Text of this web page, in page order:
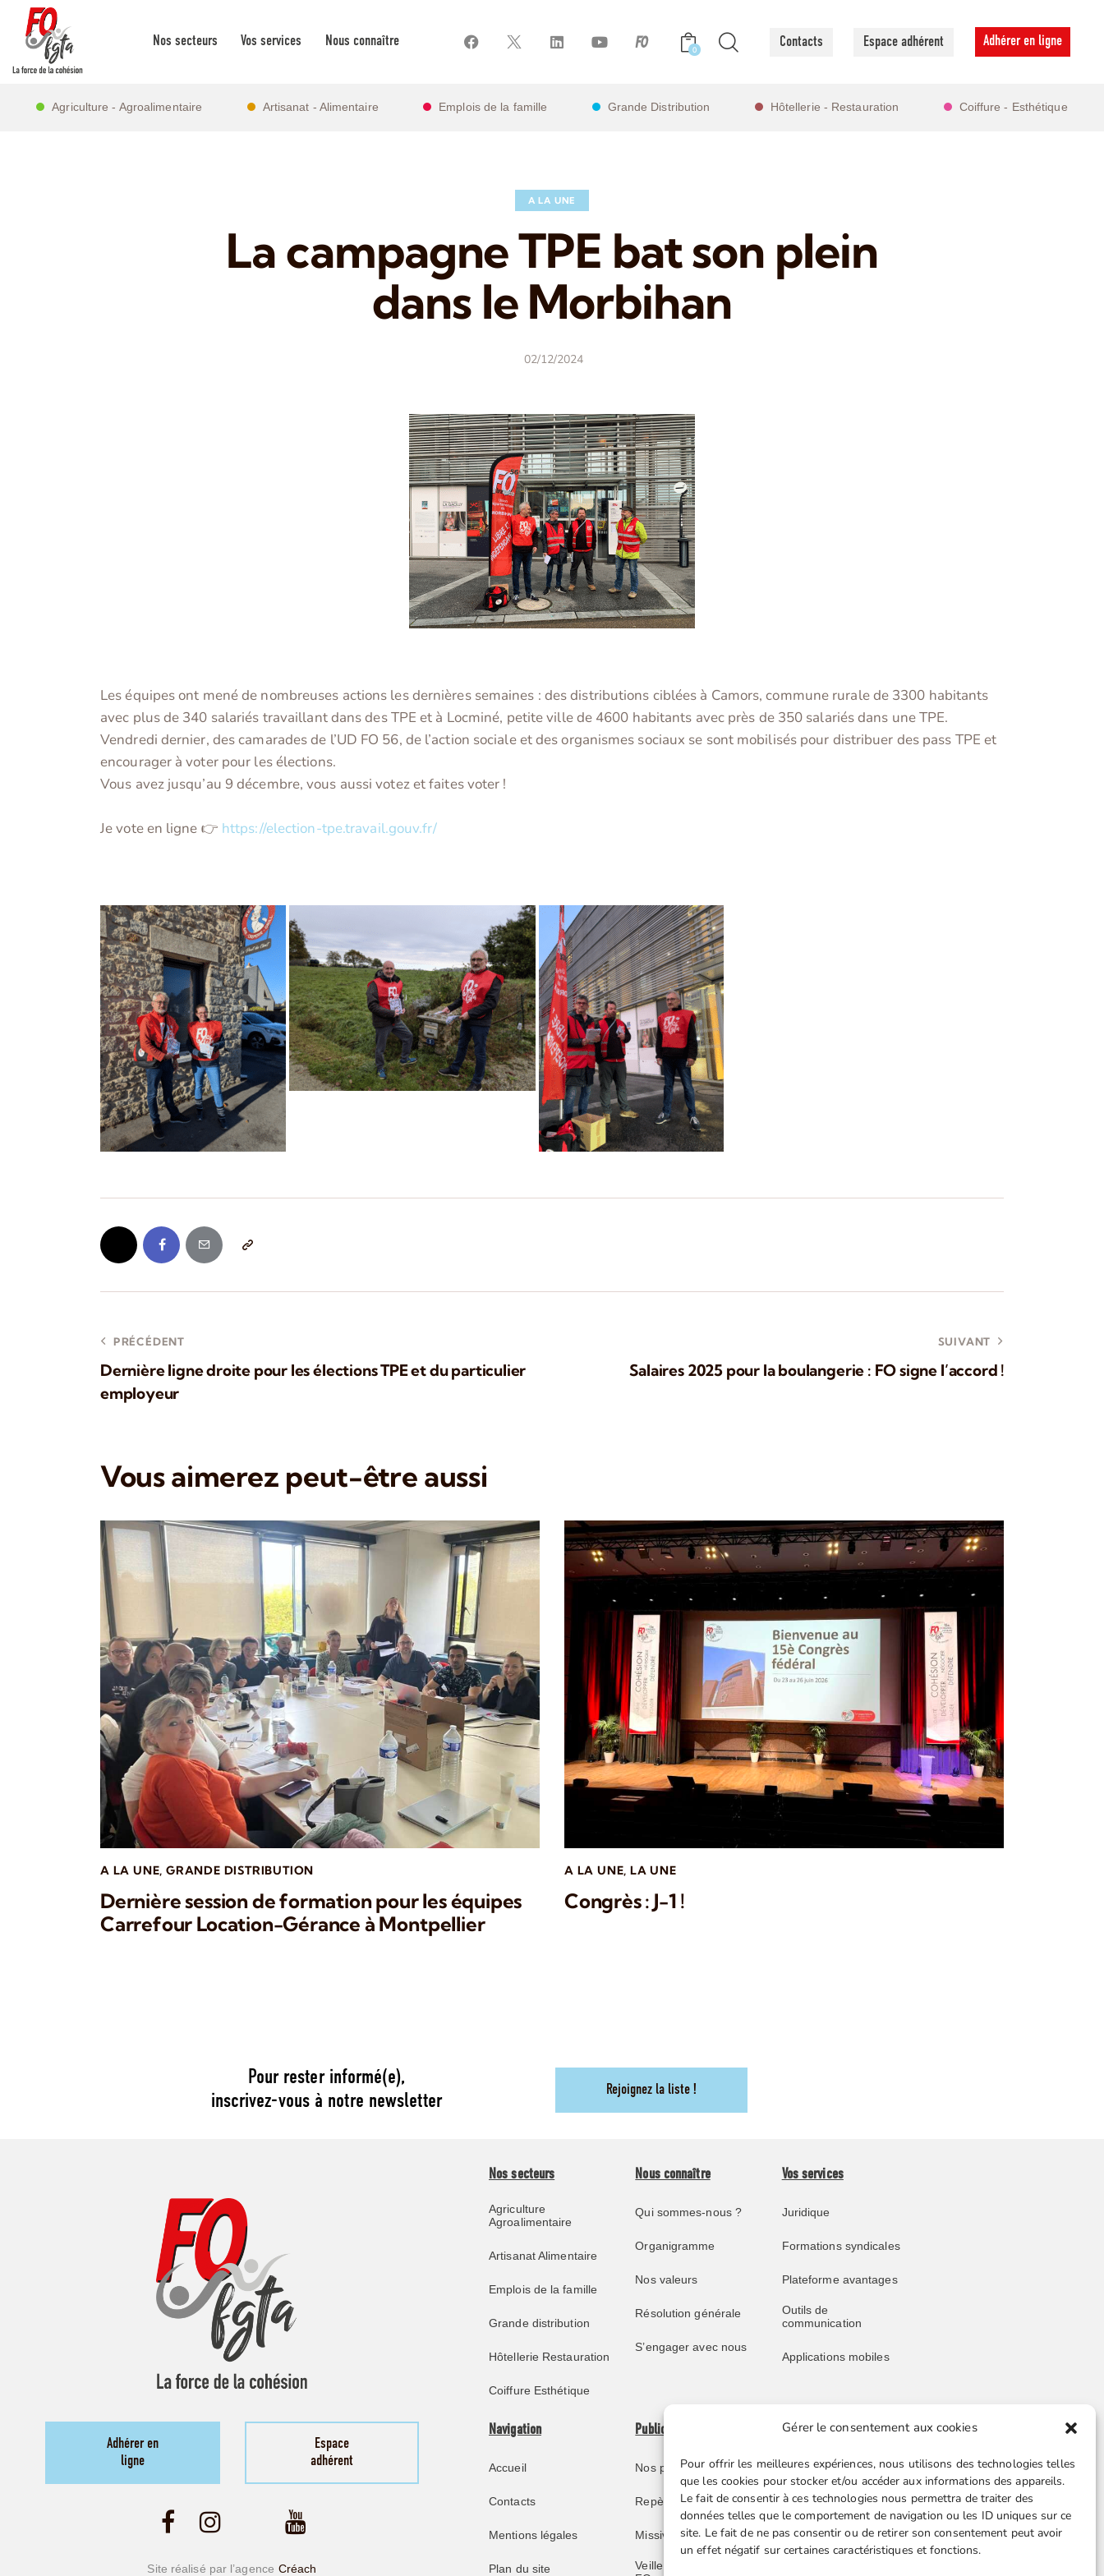
Gérer le consentement aux cookies
Pour offrir les meilleures expériences, nous utilisons des technologies telles
que les cookies pour stocker et/ou accéder aux informations des appareils.
Le fait de consentir à ces technologies nous permettra de traiter des
données telles que le comportement de navigation ou les ID uniques sur ce
site. Le fait de ne pas consentir ou de retirer son consentement peut avoir
un effet négatif sur certaines caractéristiques et fonctions.
Nos secteurs Vos services Nous connaître
0 Contacts Espace adhérent Adhérer en ligne
Agriculture - Agroalimentaire Artisanat - Alimentaire Emplois de la famille Grande Distribution Hôtellerie - Restauration Coiffure - Esthétique
A LA UNE
La campagne TPE bat son plein
dans le Morbihan
02/12/2024
Les équipes ont mené de nombreuses actions les dernières semaines : des distributions ciblées à Camors, commune rurale de 3300 habitants
avec plus de 340 salariés travaillant dans des TPE et à Locminé, petite ville de 4600 habitants avec près de 350 salariés dans une TPE.
Vendredi dernier, des camarades de l’UD FO 56, de l’action sociale et des organismes sociaux se sont mobilisés pour distribuer des pass TPE et
encourager à voter pour les élections.
Vous avez jusqu’au 9 décembre, vous aussi votez et faites voter !
Je vote en ligne 👉 https://election-tpe.travail.gouv.fr/
PRÉCÉDENT
Dernière ligne droite pour les élections TPE et du particulier
employeur
SUIVANT
Salaires 2025 pour la boulangerie : FO signe l’accord !
Vous aimerez peut-être aussi
A LA UNE,GRANDE DISTRIBUTION
Dernière session de formation pour les équipes
Carrefour Location-Gérance à Montpellier
A LA UNE,LA UNE
Congrès : J-1 !
Pour rester informé(e),
inscrivez-vous à notre newsletter
Rejoignez la liste !
Adhérer en
ligne
Espace
adhérent
Site réalisé par l’agence Créach
Nos secteurs
Agriculture
Agroalimentaire
Artisanat Alimentaire
Emplois de la famille
Grande distribution
Hôtellerie Restauration
Coiffure Esthétique
Nous connaître
Qui sommes-nous ?
Organigramme
Nos valeurs
Résolution générale
S’engager avec nous
Vos services
Juridique
Formations syndicales
Plateforme avantages
Outils de
communication
Applications mobiles
Navigation
Accueil
Contacts
Mentions légales
Plan du site
Publications
Nos publications
Repère juridique
Missive retraités
Veille juridique FGTA-
Liens utiles
Boutique en ligne
Espace Presse
Nos partenaires